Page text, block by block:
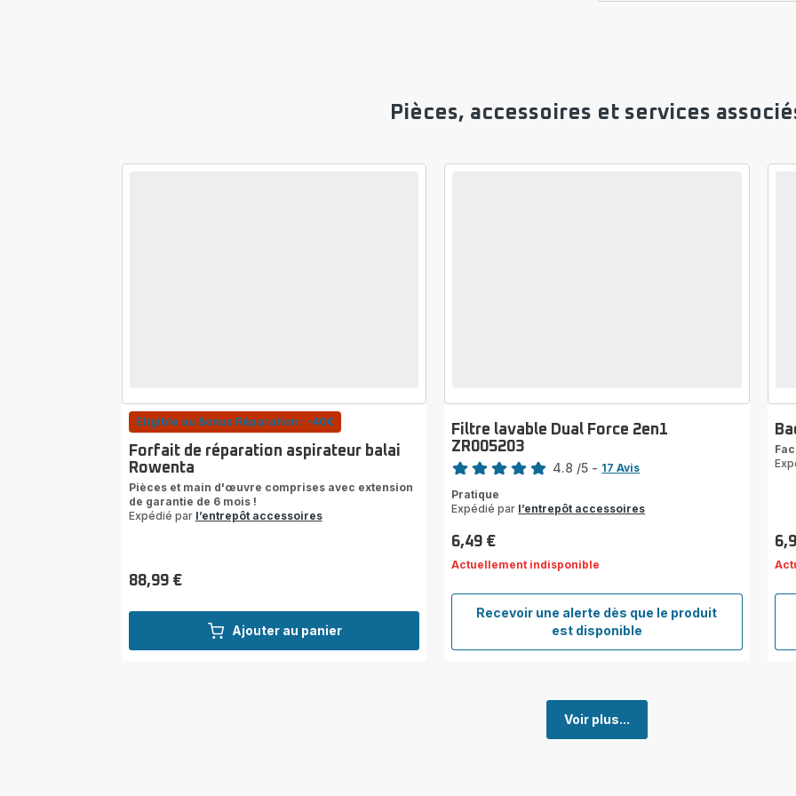
Pièces, accessoires et services
Ajouter au panier
Eligible au Bonus Réparation : -40€
Forfait de réparation aspirateur balai
Rowenta
Pièces et main d'œuvre comprises avec extension
de garantie de 6 mois !
Expédié par l’entrepôt accessoires
Prix
88,99 €
Recevoir une alerte dès que le produit
est disponible
Filtre
lavable
2en1
ZR005203
Filtre lavable Dual Force 2en1
ZR005203
Note
4.8 /5 - 17 Avis
Pratique
Expédié par l’entrepôt accessoires
Prix
6,49 €
Actuellement indisponible
Prix
Voir plus...